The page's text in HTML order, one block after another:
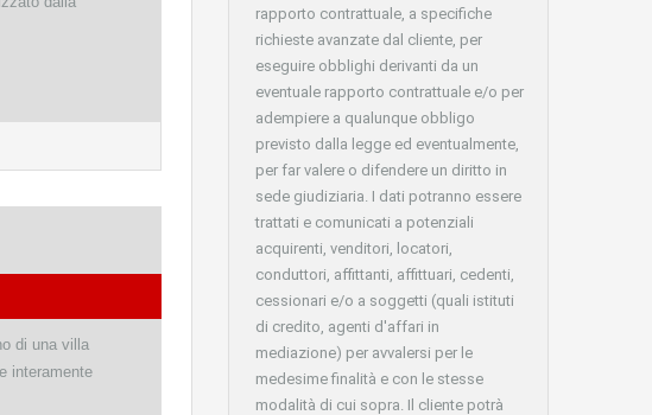
di una villa
interamente
rapporto contrattuale, a specifiche
richieste avanzate dal cliente, per
eseguire obblighi derivanti da un
eventuale rapporto contrattuale e/o per
adempiere a qualunque obbligo
previsto dalla legge ed eventualmente,
per far valere o difendere un diritto in
sede giudiziaria. I dati potranno essere
trattati e comunicati a potenziali
acquirenti, venditori, locatori,
conduttori, affittanti, affittuari, cedenti,
cessionari e/o a soggetti (quali istituti
di credito, agenti d'affari in
mediazione) per avvalersi per le
medesime finalità e con le stesse
modalità di cui sopra. Il cliente potrà